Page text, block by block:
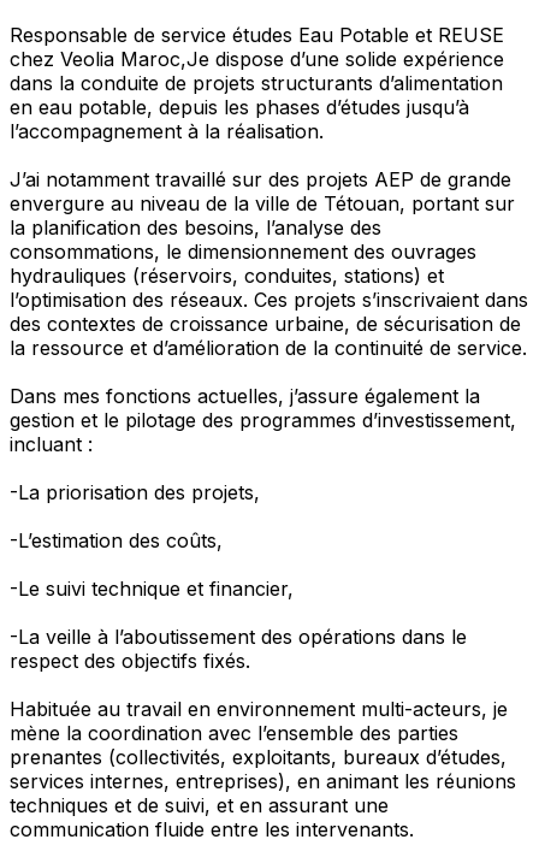
Responsable de service études Eau Potable et REUSE
chez Veolia Maroc,Je dispose d’une solide expérience
dans la conduite de projets structurants d’alimentation
en eau potable, depuis les phases d’études jusqu’à
l’accompagnement à la réalisation.
J’ai notamment travaillé sur des projets AEP de grande
envergure au niveau de la ville de Tétouan, portant sur
la planification des besoins, l’analyse des
consommations, le dimensionnement des ouvrages
hydrauliques (réservoirs, conduites, stations) et
l’optimisation des réseaux. Ces projets s’inscrivaient dans
des contextes de croissance urbaine, de sécurisation de
la ressource et d’amélioration de la continuité de service.
Dans mes fonctions actuelles, j’assure également la
gestion et le pilotage des programmes d’investissement,
incluant :
-La priorisation des projets,
-L’estimation des coûts,
-Le suivi technique et financier,
-La veille à l’aboutissement des opérations dans le
respect des objectifs fixés.
Habituée au travail en environnement multi-acteurs, je
mène la coordination avec l’ensemble des parties
prenantes (collectivités, exploitants, bureaux d’études,
services internes, entreprises), en animant les réunions
techniques et de suivi, et en assurant une
communication fluide entre les intervenants.